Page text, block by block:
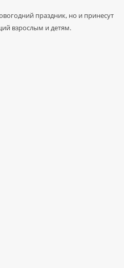
праздник, но и принесут
взрослым и детям.